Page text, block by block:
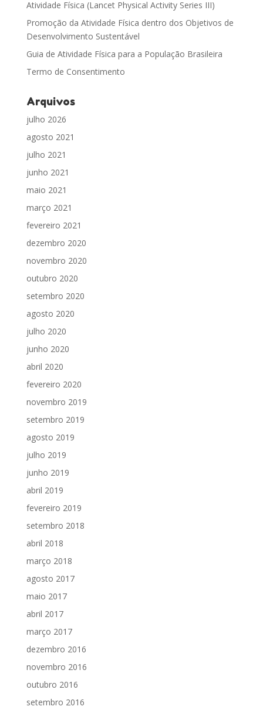
Atividade Física (Lancet Physical Activity Series III)
Promoção da Atividade Física dentro dos Objetivos de
Desenvolvimento Sustentável
Guia de Atividade Física para a População Brasileira
Termo de Consentimento
Arquivos
julho 2026
agosto 2021
julho 2021
junho 2021
maio 2021
março 2021
fevereiro 2021
dezembro 2020
novembro 2020
outubro 2020
setembro 2020
agosto 2020
julho 2020
junho 2020
abril 2020
fevereiro 2020
novembro 2019
setembro 2019
agosto 2019
julho 2019
junho 2019
abril 2019
fevereiro 2019
setembro 2018
abril 2018
março 2018
agosto 2017
maio 2017
abril 2017
março 2017
dezembro 2016
novembro 2016
outubro 2016
setembro 2016